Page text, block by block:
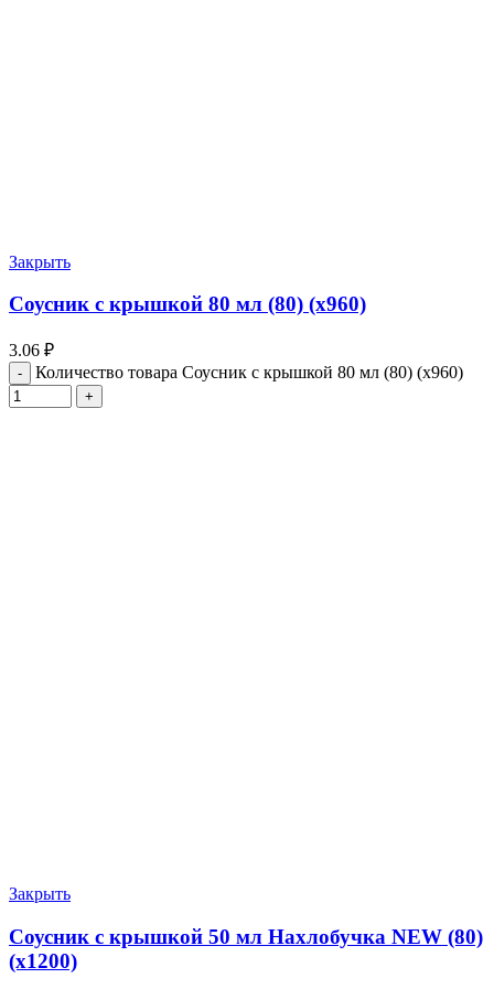
Закрыть
Соусник с крышкой 80 мл (80) (х960)
3.06 ₽
Количество товара Соусник с крышкой 80 мл (80) (х960)
Закрыть
Соусник с крышкой 50 мл Нахлобучка NEW (80)
(х1200)